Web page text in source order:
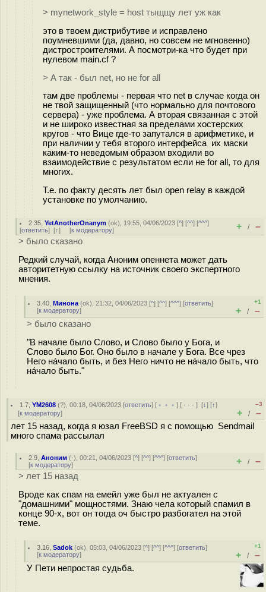
> mynetwork_style = host тыщщу лет уж как
это в твоем дистрибутиве и исправлено
поумневшими (да, давно, но совсем не мгновенно)
дистростроителями. А посмотри-ка что будет при
нулевом main.cf ?
> А так - был net, но не for all
там две проблемы - первая что net в случае когда он
не твой защищенный (что нормально для почтового
сервера) - уже проблема. А вторая связанная с этой
и не широко известная за пределами хостерских
кругов - что Вице где-то запутался в арифметике, и
при наличии у тебя второго интерфейса их маски
каким-то неведомым образом входили во
взаимодействие с результатом если не for all, то для
многих.
Т.е. по факту десять лет был open relay в каждой
установке по умолчанию.
2.35 ,YetAnotherOnanym (ok), 19:55, 04/06/2023 [^] [^^] [^^^]
[ответить] [↑] [к модератору] + / –
> было сказано
Редкий случай, когда Аноним опеннета может дать
авторитетную ссылку на источник своего экспертного
мнения.
3.40 ,Минона (ok), 21:32, 04/06/2023 [^] [^^] [^^^] [ответить]
[к модератору]
+1
+ / –
> было сказано
"В начале было Слово, и Слово было у Бога, и
Слово было Бог. Оно было в начале у Бога. Все чрез
Него на́чало быть, и без Него ничто не на́чало быть, что
на́чало быть."
1.7 ,YM2608 (?), 00:18, 04/06/2023 [ответить] [ ﹢﹢﹢] [ · · ·][↓] [↑]
[к модератору]
–3
+ / –
лет 15 назад, когда я юзал FreeBSD я с помощью Sendmail
много спама рассылал
2.9 ,Аноним (-), 00:21, 04/06/2023 [^] [^^] [^^^] [ответить]
[к модератору] + / –
> лет 15 назад
Вроде как спам на емейл уже был не актуален с
"домашними" мощностями. Знаю чела который спамил в
конце 90-х, вот он тогда оч быстро разбогател на этой
теме.
3.16 ,Sadok (ok), 05:03, 04/06/2023 [^] [^^] [^^^] [ответить]
[к модератору]
+1
+ / –
У Пети непростая судьба.